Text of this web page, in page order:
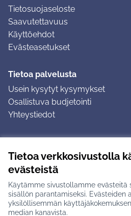
Tietoa verkkosivustolla
evästeistä
Käytämme sivustollamme evästeitä
sisällön parantamiseksi. Evästeiden
yksilöllisemmän
median kanavista.
Tietosuojaseloste
Saavutettavuus
Käyttöehdot
Evästeasetukset
Tietoa palvelusta
Usein kysytyt kysymykset
Osallistuva budjetointi
Yhteystiedot
Ohjeet kirjautumiseen
Ohjeet kommentin jättämiseen